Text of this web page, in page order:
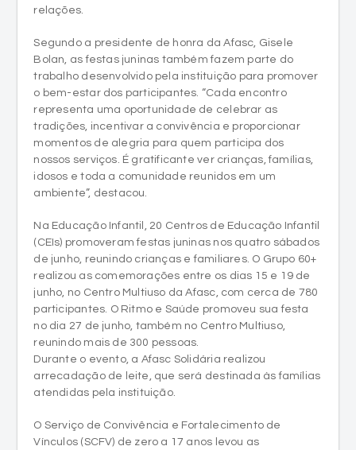
relações.
Segundo a presidente de honra da Afasc, Gisele
Bolan, as festas juninas também fazem parte do
trabalho desenvolvido pela instituição para promover
o bem-estar dos participantes. “Cada encontro
representa uma oportunidade de celebrar as
tradições, incentivar a convivência e proporcionar
momentos de alegria para quem participa dos
nossos serviços. É gratificante ver crianças, famílias,
idosos e toda a comunidade reunidos em um
ambiente”, destacou.
Na Educação Infantil, 20 Centros de Educação Infantil
(CEIs) promoveram festas juninas nos quatro sábados
de junho, reunindo crianças e familiares. O Grupo 60+
realizou as comemorações entre os dias 15 e 19 de
junho, no Centro Multiuso da Afasc, com cerca de 780
participantes. O Ritmo e Saúde promoveu sua festa
no dia 27 de junho, também no Centro Multiuso,
reunindo mais de 300 pessoas.
Durante o evento, a Afasc Solidária realizou
arrecadação de leite, que será destinada às famílias
atendidas pela instituição.
O Serviço de Convivência e Fortalecimento de
Vínculos (SCFV) de zero a 17 anos levou as